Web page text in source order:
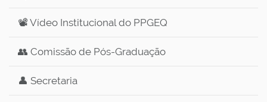
📽️ Vídeo Institucional do PPGEQ
👥 Comissão de Pós-Graduação
👤 Secretaria